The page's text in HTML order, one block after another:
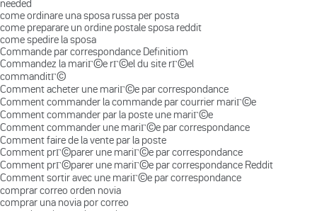
needed
come ordinare una sposa russa per posta
come preparare un ordine postale sposa reddit
come spedire la sposa
Commande par correspondance Definitiom
Commandez la mariГ©e rГ©el du site rГ©el
commanditГ©
Comment acheter une mariГ©e par correspondance
Comment commander la commande par courrier mariГ©e
Comment commander par la poste une mariГ©e
Comment commander une mariГ©e par correspondance
Comment faire de la vente par la poste
Comment prГ©parer une mariГ©e par correspondance
Comment prГ©parer une mariГ©e par correspondance Reddit
Comment sortir avec une mariГ©e par correspondance
comprar correo orden novia
comprar una novia por correo